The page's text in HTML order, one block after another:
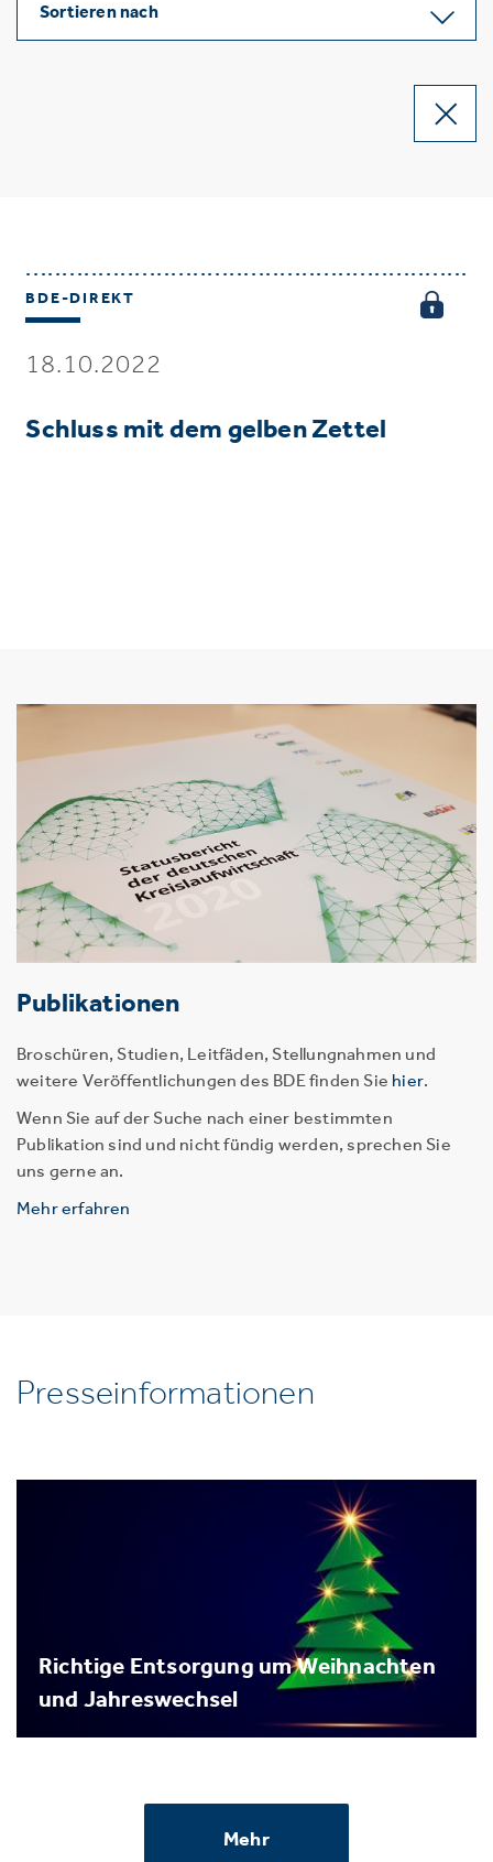
Sortieren nach
BDE-DIREKT
18.10.2022
Schluss mit dem gelben Zettel
Publikationen
Broschüren, Studien, Leitfäden, Stellungnahmen und
weitere Veröffentlichungen des BDE finden Sie hier.
Wenn Sie auf der Suche nach einer bestimmten
Publikation sind und nicht fündig werden, sprechen Sie
uns gerne an.
Mehr erfahren
Presseinformationen
Richtige Entsorgung um Weihnachten
und Jahreswechsel
Mehr